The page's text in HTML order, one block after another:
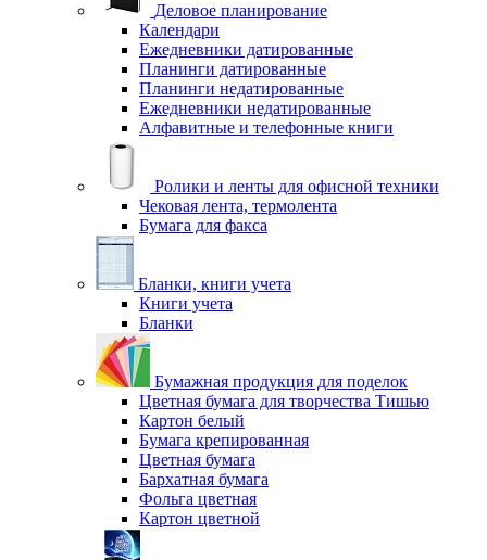
Деловое планирование
Календари
Ежедневники датированные
Планинги датированные
Планинги недатированные
Ежедневники недатированные
Алфавитные и телефонные книги
Ролики и ленты для офисной техники
Чековая лента, термолента
Бумага для факса
Бланки, книги учета
Книги учета
Бланки
Бумажная продукция для поделок
Цветная бумага для творчества Тишью
Картон белый
Бумага крепированная
Цветная бумага
Бархатная бумага
Фольга цветная
Картон цветной